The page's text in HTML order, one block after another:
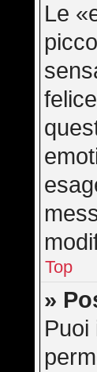
Le
Top
»
Puoi